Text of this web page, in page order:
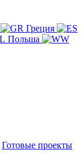
Греция
Польша
Готовые проекты